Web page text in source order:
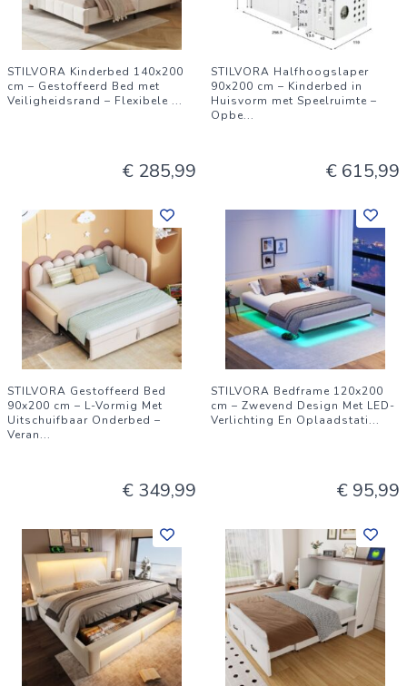
STILVORA Kinderbed 140x200
cm – Gestoffeerd Bed met
Veiligheidsrand – Flexibele ...
€ 285,99
STILVORA Halfhoogslaper
90x200 cm – Kinderbed in
Huisvorm met Speelruimte –
Opbe...
€ 615,99
STILVORA Gestoffeerd Bed
90x200 cm – L-Vormig Met
Uitschuifbaar Onderbed –
Veran...
€ 349,99
STILVORA Bedframe 120x200
cm – Zwevend Design Met LED-
Verlichting En Oplaadstati...
€ 95,99